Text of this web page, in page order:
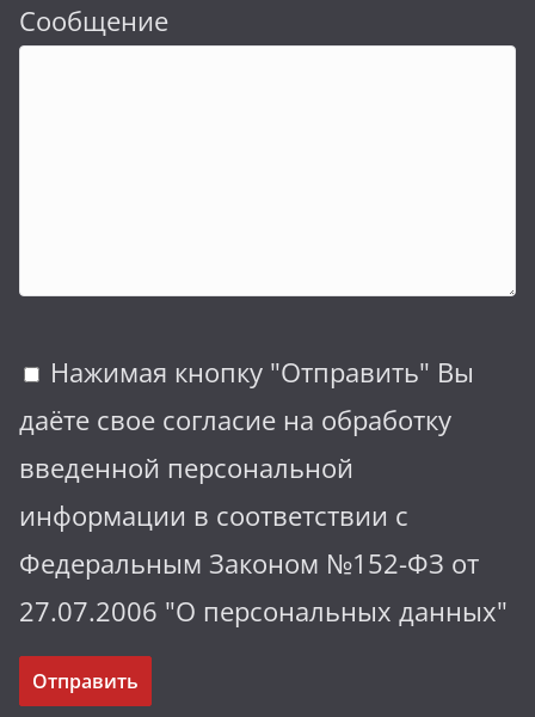
Сообщение
Нажимая кнопку "Отправить" Вы
даёте свое согласие на обработку
введенной персональной
информации в соответствии с
Федеральным Законом №152-ФЗ от
27.07.2006 "О персональных данных"